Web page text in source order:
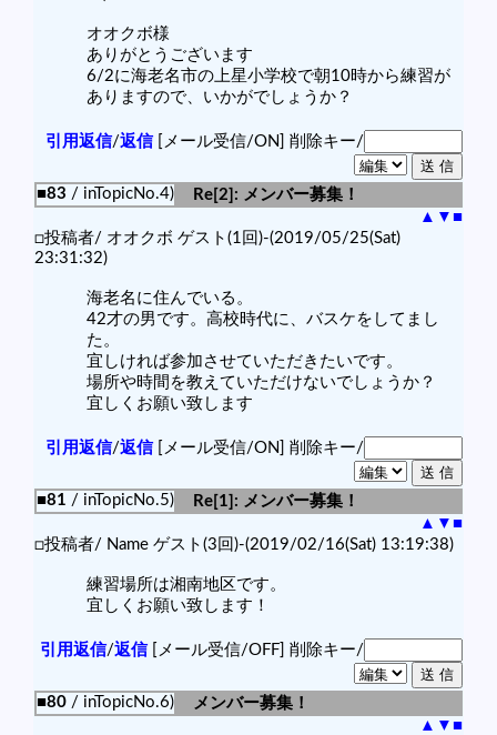
オオクボ様
ありがとうございます
6/2に海老名市の上星小学校で朝10時から練習が
ありますので、いかがでしょうか？
引用返信/返信[メール受信/ON] 削除キー/
■83 / inTopicNo.4)
Re[2]: メンバー募集！
▲ ▼ ■
□投稿者/ オオクボ ゲスト(1回)-(2019/05/25(Sat)
23:31:32)
海老名に住んでいる。
42才の男です。高校時代に、バスケをしてまし
た。
宜しければ参加させていただきたいです。
場所や時間を教えていただけないでしょうか？
宜しくお願い致します
引用返信/返信[メール受信/ON] 削除キー/
■81 / inTopicNo.5)
Re[1]: メンバー募集！
▲ ▼ ■
□投稿者/ Name ゲスト(3回)-(2019/02/16(Sat) 13:19:38)
練習場所は湘南地区です。
宜しくお願い致します！
引用返信/返信[メール受信/OFF] 削除キー/
■80 / inTopicNo.6)
メンバー募集！
▲ ▼ ■